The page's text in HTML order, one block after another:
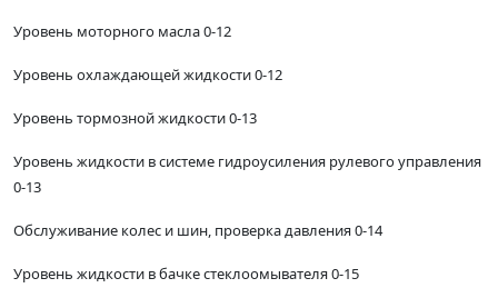
Уровень моторного масла 0-12
Уровень охлаждающей жидкости 0-12
Уровень тормозной жидкости 0-13
Уровень жидкости в системе гидроусиления рулевого управления
0-13
Обслуживание колес и шин, проверка давления 0-14
Уровень жидкости в бачке стеклоомывателя 0-15